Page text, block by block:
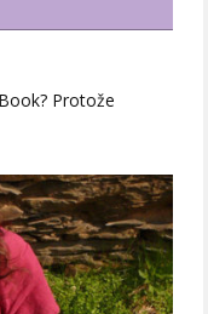
Protože